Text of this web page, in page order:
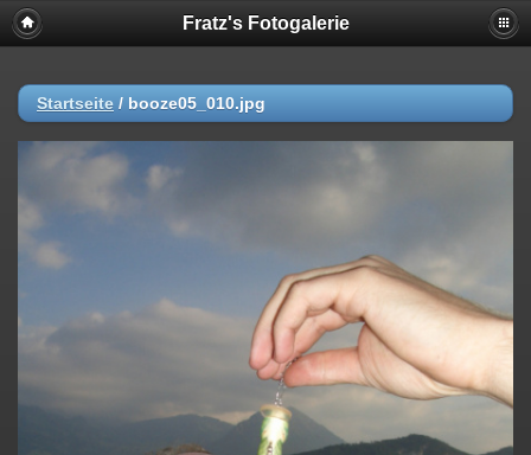
Fratz's Fotogalerie
Startseite / booze05_010.jpg